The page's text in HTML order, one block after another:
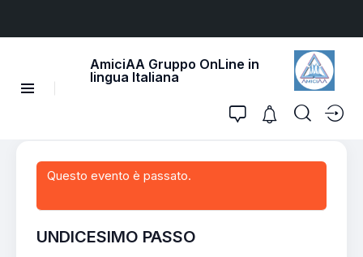
AmiciAA Gruppo OnLine in
lingua Italiana
Questo evento è passato.
UNDICESIMO PASSO